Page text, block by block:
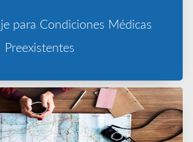
para Condiciones Médicas
Preexistentes